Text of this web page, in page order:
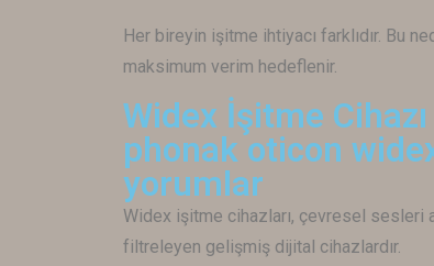
Her bireyin işitme ihtiyacı farklıdır. Bu
maksimum verim hedeflenir.
Widex İşitme
phonak oticon
yorumlar
Widex işitme cihazları, çevresel sesleri
filtreleyen gelişmiş dijital cihazlardır.